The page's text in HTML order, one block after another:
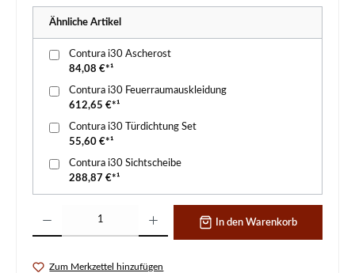
Ähnliche Artikel
Contura i30 Ascherost
84,08 €*¹
Contura i30 Feuerraumauskleidung
612,65 €*¹
Contura i30 Türdichtung Set
55,60 €*¹
Contura i30 Sichtscheibe
288,87 €*¹
In den Warenkorb
Zum Merkzettel hinzufügen